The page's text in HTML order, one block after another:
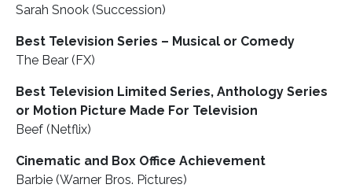
Sarah Snook (Succession)
Best Television Series – Musical or Comedy
The Bear (FX)
Best Television Limited Series, Anthology Series
or Motion Picture Made For Television
Beef (Netflix)
Cinematic and Box Office Achievement
Barbie (Warner Bros. Pictures)